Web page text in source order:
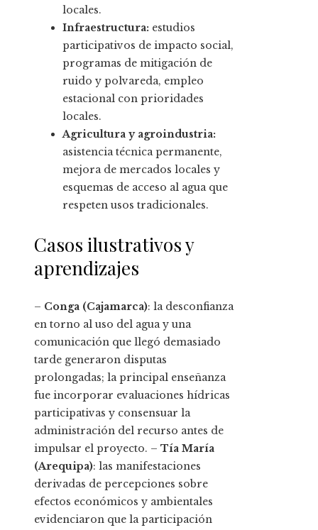
locales.
Infraestructura: estudios
participativos de impacto social,
programas de mitigación de
ruido y polvareda, empleo
estacional con prioridades
locales.
Agricultura y agroindustria:
asistencia técnica permanente,
mejora de mercados locales y
esquemas de acceso al agua que
respeten usos tradicionales.
Casos ilustrativos y
aprendizajes
– Conga (Cajamarca): la desconfianza
en torno al uso del agua y una
comunicación que llegó demasiado
tarde generaron disputas
prolongadas; la principal enseñanza
fue incorporar evaluaciones hídricas
participativas y consensuar la
administración del recurso antes de
impulsar el proyecto. – Tía María
(Arequipa): las manifestaciones
derivadas de percepciones sobre
efectos económicos y ambientales
evidenciaron que la participación